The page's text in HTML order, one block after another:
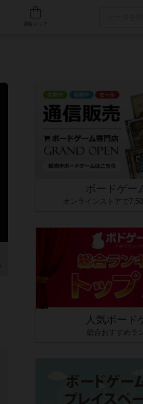
人気ボードゲーム
ボードゲー
オンラインストアで
人気ボード
総合おすすめラ